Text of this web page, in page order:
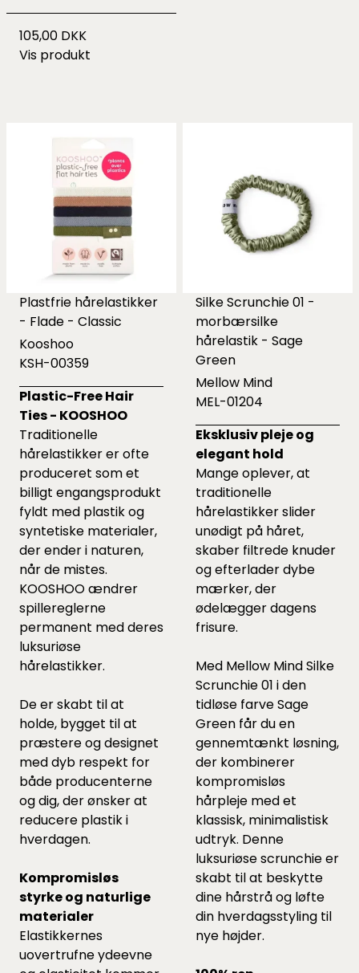
105,00 DKK
Vis produkt
Plastfrie hårelastikker
- Flade - Classic
Kooshoo
KSH-00359
Plastic-Free Hair
Ties - KOOSHOO
Traditionelle
hårelastikker er ofte
produceret som et
billigt engangsprodukt
fyldt med plastik og
syntetiske materialer,
der ender i naturen,
når de mistes.
KOOSHOO ændrer
spillereglerne
permanent med deres
luksuriøse
hårelastikker.
De er skabt til at
holde, bygget til at
præstere og designet
med dyb respekt for
både producenterne
og dig, der ønsker at
reducere plastik i
hverdagen.
Kompromisløs
styrke og naturlige
materialer
Elastikkernes
uovertrufne ydeevne
Silke Scrunchie 01 -
morbærsilke
hårelastik - Sage
Green
Mellow Mind
MEL-01204
Eksklusiv pleje og
elegant hold
Mange oplever, at
traditionelle
hårelastikker slider
unødigt på håret,
skaber filtrede knuder
og efterlader dybe
mærker, der
ødelægger dagens
frisure.
Med Mellow Mind Silke
Scrunchie 01 i den
tidløse farve Sage
Green får du en
gennemtænkt løsning,
der kombinerer
kompromisløs
hårpleje med et
klassisk, minimalistisk
udtryk. Denne
luksuriøse scrunchie er
skabt til at beskytte
dine hårstrå og løfte
din hverdagsstyling til
nye højder.